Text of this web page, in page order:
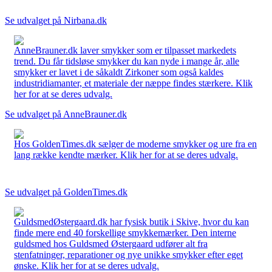
Se udvalget på Nirbana.dk
AnneBrauner.dk laver smykker som er tilpasset markedets
trend. Du får tidsløse smykker du kan nyde i mange år, alle
smykker er lavet i de såkaldt Zirkoner som også kaldes
industridiamanter, et materiale der næppe findes stærkere. Klik
her for at se deres udvalg.
Se udvalget på AnneBrauner.dk
Hos GoldenTimes.dk sælger de moderne smykker og ure fra en
lang række kendte mærker. Klik her for at se deres udvalg.
Se udvalget på GoldenTimes.dk
GuldsmedØstergaard.dk har fysisk butik i Skive, hvor du kan
finde mere end 40 forskellige smykkemærker. Den interne
guldsmed hos Guldsmed Østergaard udfører alt fra
stenfatninger, reparationer og nye unikke smykker efter eget
ønske. Klik her for at se deres udvalg.